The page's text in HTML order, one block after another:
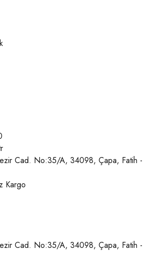
Cad. No:35/A, 34098, Çapa, Fatih -
Kargo
Cad. No:35/A, 34098, Çapa, Fatih -